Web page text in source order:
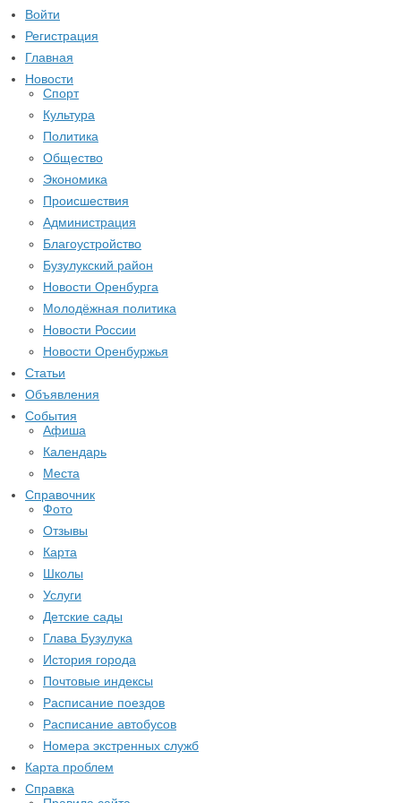
Войти
Регистрация
Главная
Новости
Спорт
Культура
Политика
Общество
Экономика
Происшествия
Администрация
Благоустройство
Бузулукский район
Новости Оренбурга
Молодёжная политика
Новости России
Новости Оренбуржья
Статьи
Объявления
События
Афиша
Календарь
Места
Справочник
Фото
Отзывы
Карта
Школы
Услуги
Детские сады
Глава Бузулука
История города
Почтовые индексы
Расписание поездов
Расписание автобусов
Номера экстренных служб
Карта проблем
Справка